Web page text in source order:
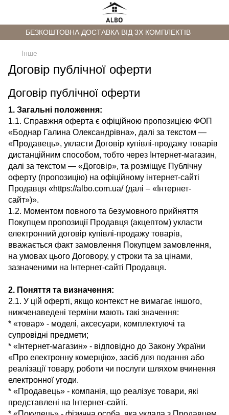
БЕЗКОШТОВНА ДОСТАВКА ВІД 3Х КОМПЛЕКТІВ
Інше
Договір публічної оферти
Договір публічної оферти
1. Загальні положення:
1.1. Справжня оферта є офіційною пропозицією ФОП
«Боднар Галина Олександрівна», далі за текстом —
«Продавець», укласти Договір купівлі-продажу товарів
дистанційним способом, тобто через Інтернет-магазин,
далі за текстом — «Договір», та розміщує Публічну
оферту (пропозицію) на офіційному інтернет-сайті
Продавця «https://albo.com.ua/ (далі – «Інтернет-
сайт»)».
1.2. Моментом повного та безумовного прийняття
Покупцем пропозиції Продавця (акцептом) укласти
електронний договір купівлі-продажу товарів,
вважається факт замовлення Покупцем замовлення,
на умовах цього Договору, у строки та за цінами,
зазначеними на Інтернет-сайті Продавця.
2. Поняття та визначення:
2.1. У цій оферті, якщо контекст не вимагає іншого,
нижченаведені терміни мають такі значення:
* «товар» - моделі, аксесуари, комплектуючі та
супровідні предмети;
* «Інтернет-магазин» - відповідно до Закону України
«Про електронну комерцію», засіб для подання або
реалізації товару, роботи чи послуги шляхом вчинення
електронної угоди.
* «Продавець» - компанія, що реалізує товари, які
представлені на Інтернет-сайті.